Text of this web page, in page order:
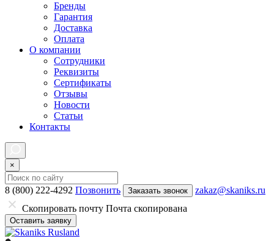
Бренды
Гарантия
Доставка
Оплата
О компании
Сотрудники
Реквизиты
Сертификаты
Отзывы
Новости
Статьи
Контакты
×
8 (800) 222-4292 Позвонить Заказать звонок
zakaz@skaniks.ru
Скопировать почту Почта скопирована
Оставить заявку